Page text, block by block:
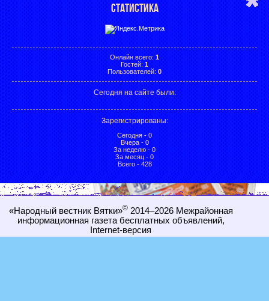
СТАТИСТИКА
Онлайн всего: 1
Гостей: 1
Пользователей: 0
Сегодня на сайте были:
Зарегистрированы:
Сегодня - 0
Вчера - 0
За неделю - 0
За месяц - 0
Всего - 428
«Народный вестник Вятки»©2014–2026 Межрайонная
информационная газета бесплатных объявлений,
Internet-версия